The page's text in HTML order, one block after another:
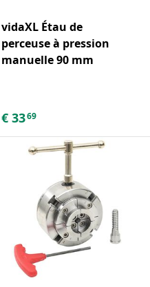
vidaXL Étau de
perceuse à pression
manuelle 90 mm
€ 3369